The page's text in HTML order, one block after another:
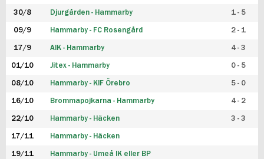
30/8 Djurgården - Hammarby 1 - 5
09/9 Hammarby - FC Rosengård 2 - 1
17/9 AIK - Hammarby 4 - 3
01/10 Jitex - Hammarby 0 - 5
08/10 Hammarby - KIF Örebro 5 - 0
16/10 Brommapojkarna - Hammarby 4 - 2
22/10 Hammarby - Häcken 3 - 3
17/11 Hammarby - Häcken
19/11 Hammarby - Umeå IK eller BP